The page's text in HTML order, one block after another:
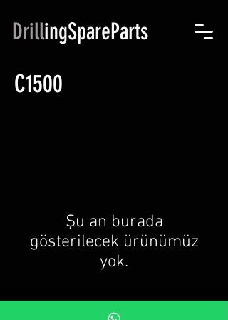
​DrillingSpareParts​
C1500
Şu an burada
gösterilecek ürünümüz
yok.